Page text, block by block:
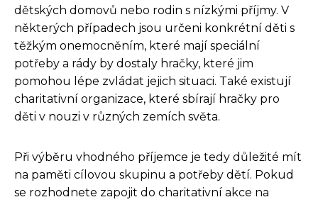
dětských domovů nebo rodin s nízkými příjmy. V
některých případech jsou určeni konkrétní děti s
těžkým onemocněním, které mají speciální
potřeby a rády by dostaly hračky, které jim
pomohou lépe zvládat jejich situaci. Také existují
charitativní organizace, které sbírají hračky pro
děti v nouzi v různých zemích světa.
Při výběru vhodného příjemce je tedy důležité mít
na paměti cílovou skupinu a potřeby dětí. Pokud
se rozhodnete zapojit do charitativní akce na